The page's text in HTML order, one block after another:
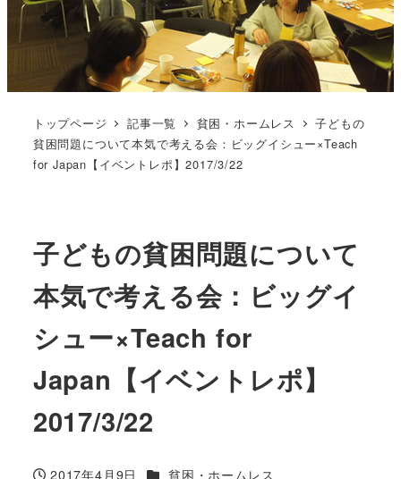
トップページ 記事一覧 貧困・ホームレス
子どもの
貧困問題について本気で考える会：ビッグイシュー×Teach
for Japan【イベントレポ】2017/3/22
子どもの貧困問題について
本気で考える会：ビッグイ
シュー×Teach for
Japan【イベントレポ】
2017/3/22
2017年4月9日 カテゴリー
貧困・ホームレス